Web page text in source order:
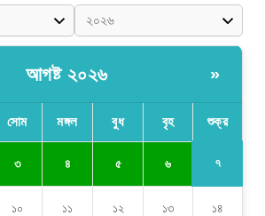
আগষ্ট ২০২৬ »
সোম মঙ্গল বুধ বৃহ শুক্র
৩ ৪ ৫ ৬ ৭
১০ ১১ ১২ ১৩ ১৪